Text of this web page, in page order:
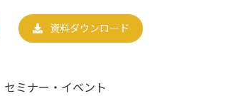
資料ダウンロード
セミナー・イベント